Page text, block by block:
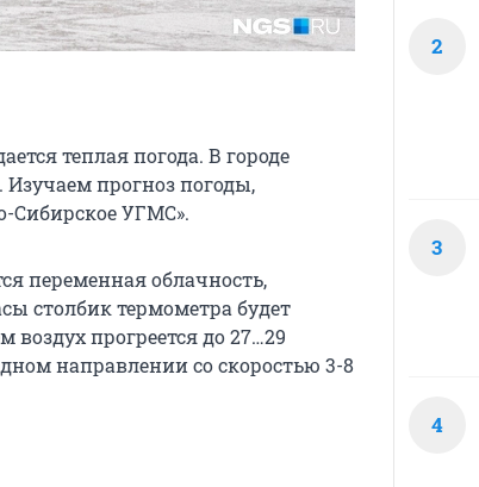
теплая погода. В городе
прогноз погоды,
Сибирское УГМС».
переменная облачность,
столбик термометра будет
воздух прогреется до 27…29
направлении со скоростью 3-8
2
3
4